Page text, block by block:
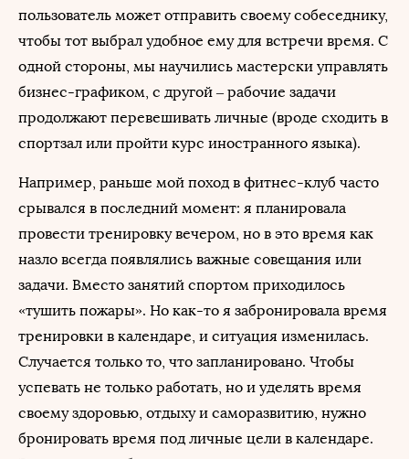
пользователь может отправить своему собеседнику,
чтобы тот выбрал удобное ему для встречи время. С
одной стороны, мы научились мастерски управлять
бизнес-графиком, с другой – рабочие задачи
продолжают перевешивать личные (вроде сходить в
спортзал или пройти курс иностранного языка).
Например, раньше мой поход в фитнес-клуб часто
срывался в последний момент: я планировала
провести тренировку вечером, но в это время как
назло всегда появлялись важные совещания или
задачи. Вместо занятий спортом приходилось
«тушить пожары». Но как-то я забронировала время
тренировки в календаре, и ситуация изменилась.
Случается только то, что запланировано. Чтобы
успевать не только работать, но и уделять время
своему здоровью, отдыху и саморазвитию, нужно
бронировать время под личные цели в календаре.